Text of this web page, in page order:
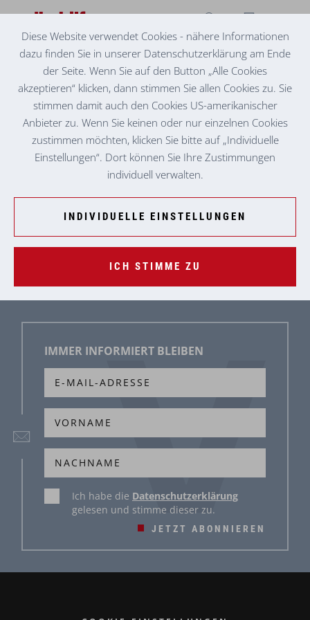
BETREUTES WOHNEN
LOCATION #4
PFLEGE ZUHAUSE
LOCATION #3
PFLEGEHEIM
TAGESZENTRUM
LOCATION #5
IMMER INFORMIERT BLEIBEN
JETZT ABONNIEREN
Ich habe die Datenschutzerklärung
gelesen und stimme dieser zu.
Diese Website verwendet Cookies - nähere Informationen
dazu finden Sie in unserer Datenschutzerklärung am Ende
der Seite. Wenn Sie auf den Button „Alle Cookies
akzeptieren“ klicken, dann stimmen Sie allen Cookies zu. Sie
stimmen damit auch den Cookies US-amerikanischer
Anbieter zu. Wenn Sie keinen oder nur einzelnen Cookies
zustimmen möchten, klicken Sie bitte auf „Individuelle
Einstellungen“. Dort können Sie Ihre Zustimmungen
individuell verwalten.
INDIVIDUELLE EINSTELLUNGEN
ICH STIMME ZU